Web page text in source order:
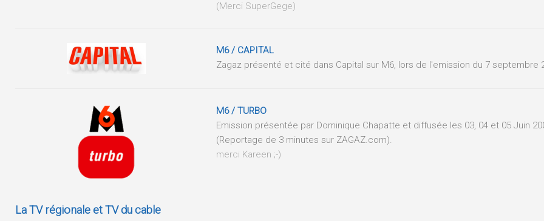
(Merci SuperGege)
M6 / CAPITAL
Zagaz présenté et cité dans Capital sur M6, lors de l'emission du 7 septembre
M6 / TURBO
Emission présentée par Dominique Chapatte et diffusée les 03, 04 et 05 Juin
(Reportage de 3 minutes sur ZAGAZ.com).
merci Kareen ;-)
La TV régionale et TV du cable